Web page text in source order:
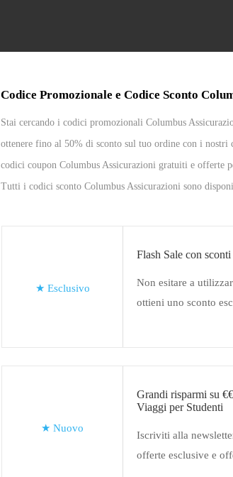
Codice Promozionale e Codice Sconto
Stai cercando i codici promozionali Columbus
ottenere fino al 50% di sconto sul tuo ordine con i nostri
codici coupon Columbus Assicurazioni gratuiti e offerte
Tutti i codici sconto Columbus Assicurazioni sono
★ Esclusivo
Flash Sale con
Non esitare a
ottieni uno sconto
★ Nuovo
Grandi risparmi su
Viaggi per Studenti
Iscriviti alla
offerte esclusive e